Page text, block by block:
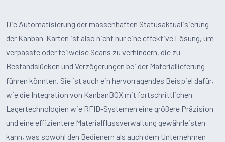
Die Automatisierung der massenhaften Statusaktualisierung
der Kanban-Karten ist also nicht nur eine effektive Lösung, um
verpasste oder teilweise Scans zu verhindern, die zu
Bestandslücken und Verzögerungen bei der Materiallieferung
führen könnten. Sie ist auch ein hervorragendes Beispiel dafür,
wie die Integration von KanbanBOX mit fortschrittlichen
Lagertechnologien wie RFID-Systemen eine größere Präzision
und eine effizientere Materialflussverwaltung gewährleisten
kann, was sowohl den Bedienern als auch dem Unternehmen